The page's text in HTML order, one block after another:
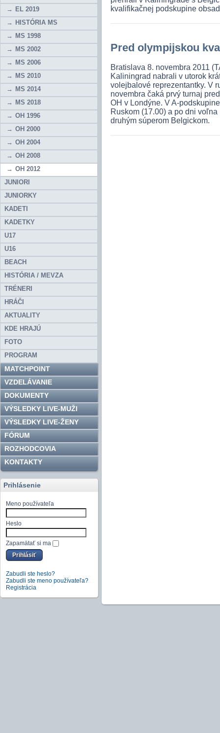
EL 2019
HISTÓRIA MS
MS 1998
MS 2002
MS 2006
MS 2010
MS 2014
MS 2018
OH 1996
OH 2000
OH 2004
OH 2008
OH 2012
JUNIORI
JUNIORKY
KADETI
KADETKY
U17
U16
BEACH
HISTÓRIA / MEVZA
TRÉNERI
HRÁČI
AKTUALITY
KDE HRAJÚ
FOTO
PROGRAM
MATCHPOINT
VZDELÁVANIE
DOKUMENTY
VÝSLEDKY LIVE-MUŽI
VÝSLEDKY LIVE-ŽENY
FÓRUM
ROZHODCOVIA
KONTAKTY
Prihlásenie
Meno používateľa
Heslo
Zapamätať si ma
Zabudli ste heslo?
Zabudli ste meno používateľa?
Registrácia
kvalifikačnej podskupine
Pred olympijskou
Bratislava 8. novembra 2011
Kaliningrad nabrali v utorok
volejbalové reprezentantky. V
novembra čaká prvý turnaj
OH v Londýne. V A-
Ruskom (17.00) a po dni
druhým súperom Belgickom.